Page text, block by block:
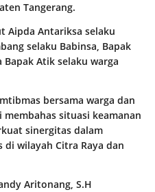
Tangerang.
Aipda Antariksa selaku
selaku Babinsa, Bapak
Atik selaku warga
bersama warga dan
situasi keamanan
sinergitas dalam
wilayah Citra Raya dan
Aritonang, S.H